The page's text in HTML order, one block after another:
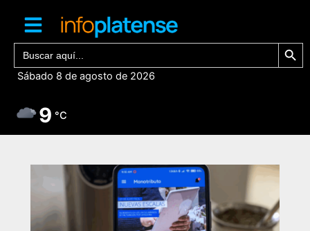
contenido
Buscar: Botón de
Sábado 8 de agosto de 2026
9 °C